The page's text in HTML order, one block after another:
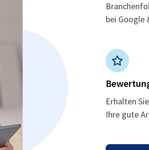
bei Google
Erhalten
Ihre gute